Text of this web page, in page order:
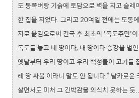
도 동쪽벼랑 기슭에 토담으로 벽을 치고 슬레
한 집을 지었다. 그리고 20여일 전에는 도동
지로 옮김으로써 건국 후 최초의 '독도주민'
독도를 놓고 네 땅이다, 내 땅이다 승강을 벌
옛날부터 우리 땅이고 우리 백성들이 고기를
레 땅 싸움 이라니 말도 안 됩니다.” 날카로운
살면서도 미처 그 긴박감을 의식치 못하는 듯..